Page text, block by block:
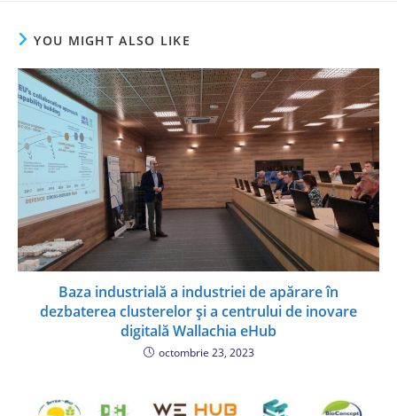
YOU MIGHT ALSO LIKE
Baza industrială a industriei de apărare în
dezbaterea clusterelor și a centrului de inovare
digitală Wallachia eHub
octombrie 23, 2023